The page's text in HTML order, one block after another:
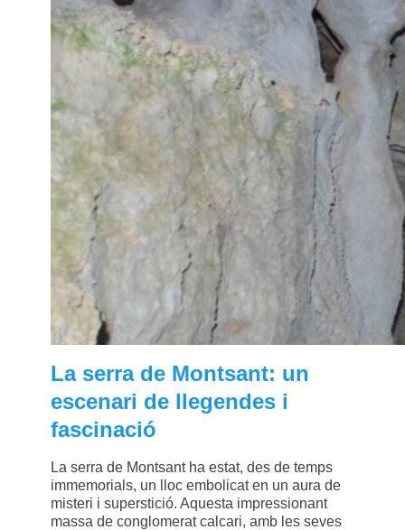
La serra de Montsant: un
escenari de llegendes i
fascinació
La serra de Montsant ha estat, des de temps
immemorials, un lloc embolicat en un aura de
misteri i superstició. Aquesta impressionant
massa de conglomerat calcari, amb les seves